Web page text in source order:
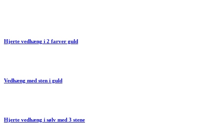
Hjerte vedhæng i 2 farver guld
Vedhæng med sten i guld
Hjerte vedhæng i sølv med 3 stene